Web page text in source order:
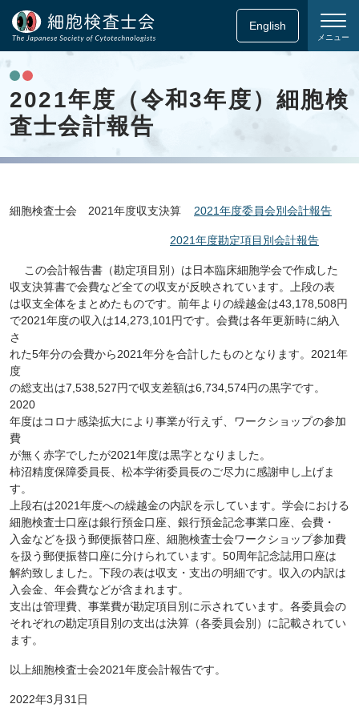
English
メニュー
2021年度（令和3年度）細胞検
査士会計報告
細胞検査士会 2021年度収支決算 2021年度委員会別会計報告
2021年度勘定項目別会計報告
この会計報告書（勘定項目別）は日本臨床細胞学会で作成した
収支決算書で会費など全ての収支が反映されています。上段の表
は収支全体をまとめたものです。前年よりの繰越金は43,178,508円
で2021年度の収入は14,273,101円です。会費は各年更新時に納入
さ
れた5年分の会費から2021年分を合計したものとなります。2021年
度
の総支出は7,538,527円で収支差額は6,734,574円の黒字です。
2020
年度はコロナ感染拡大により事業が行えず、ワークショップの参加
費
が無く赤字でしたが2021年度は黒字となりました。
柿沼精度保障委員長、松本学術委員長のご尽力に感謝申し上げま
す。
上段右は2021年度への繰越金の内訳を示しています。学会における
細胞検査士口座は銀行預金口座、銀行預金記念事業口座、会費・
入金などを扱う郵便振替口座、細胞検査士会ワークショップ参加費
を扱う郵便振替口座に分けられています。50周年記念誌用口座は
解約致しました。下段の表は収支・支出の明細です。収入の内訳は
入会金、年会費などが含まれます。
支出は管理費、事業費が勘定項目別に示されています。各委員会の
それぞれの勘定項目別の支出は決算（各委員会別）に記載されてい
ます。
以上細胞検査士会2021年度会計報告です。
2022年3月31日